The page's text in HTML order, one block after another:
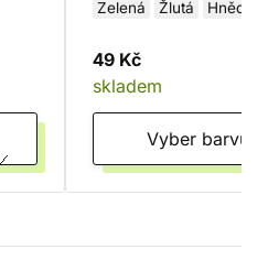
Zelená
Žlutá
Hnědá
Červená
49 Kč
skladem
Vyber barvu